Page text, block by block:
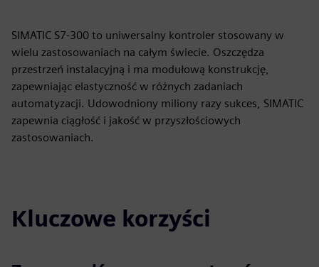
SIMATIC S7-300 to uniwersalny kontroler stosowany w
wielu zastosowaniach na całym świecie. Oszczędza
przestrzeń instalacyjną i ma modułową konstrukcję,
zapewniając elastyczność w różnych zadaniach
automatyzacji. Udowodniony miliony razy sukces, SIMATIC
zapewnia ciągłość i jakość w przyszłościowych
zastosowaniach.
Kluczowe korzyści